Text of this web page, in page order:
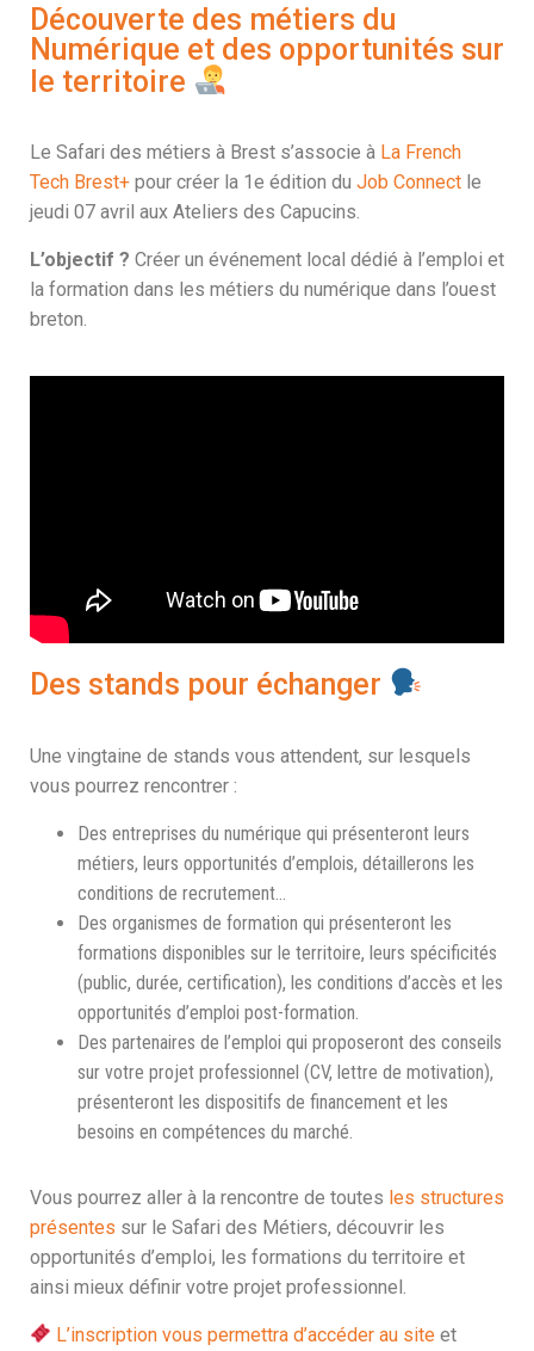
Découverte des métiers du
Numérique et des opportunités sur
le territoire
Le Safari des métiers à Brest s’associe à La French
Tech Brest+ pour créer la 1e édition du Job Connect le
jeudi 07 avril aux Ateliers des Capucins.
L’objectif ? Créer un événement local dédié à l’emploi et
la formation dans les métiers du numérique dans l’ouest
breton.
Des stands pour échanger
Une vingtaine de stands vous attendent, sur lesquels
vous pourrez rencontrer :
Des entreprises du numérique qui présenteront leurs
métiers, leurs opportunités d’emplois, détaillerons les
conditions de recrutement…
Des organismes de formation qui présenteront les
formations disponibles sur le territoire, leurs spécificités
(public, durée, certification), les conditions d’accès et les
opportunités d’emploi post-formation.
Des partenaires de l’emploi qui proposeront des conseils
sur votre projet professionnel (CV, lettre de motivation),
présenteront les dispositifs de financement et les
besoins en compétences du marché.
Vous pourrez aller à la rencontre de toutes les structures
présentes sur le Safari des Métiers, découvrir les
opportunités d’emploi, les formations du territoire et
ainsi mieux définir votre projet professionnel.
L’inscription vous permettra d’accéder au site et